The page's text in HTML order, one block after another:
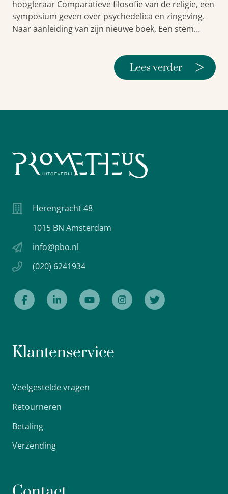
hoogleraar Comparatieve filosofie van de religie, een
symposium geven over psychedelica en zingeving.
Naar aanleiding van zijn nieuwe boek, Een stem…
Lees verder >
Herengracht 48
1015 BN Amsterdam
info@pbo.nl
(020) 6241934
Klantenservice
Veelgestelde vragen
Retourneren
Betaling
Verzending